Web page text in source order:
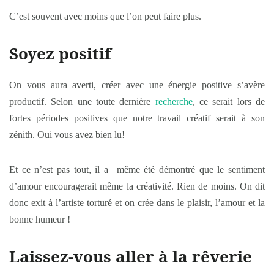
C’est souvent avec moins que l’on peut faire plus.
Soyez positif
On vous aura averti, créer avec une énergie positive s’avère
productif. Selon une toute dernière recherche, ce serait lors de
fortes périodes positives que notre travail créatif serait à son
zénith. Oui vous avez bien lu!
Et ce n’est pas tout, il a même été démontré que le sentiment
d’amour encouragerait même la créativité. Rien de moins. On dit
donc exit à l’artiste torturé et on crée dans le plaisir, l’amour et la
bonne humeur !
Laissez-vous aller à la rêverie